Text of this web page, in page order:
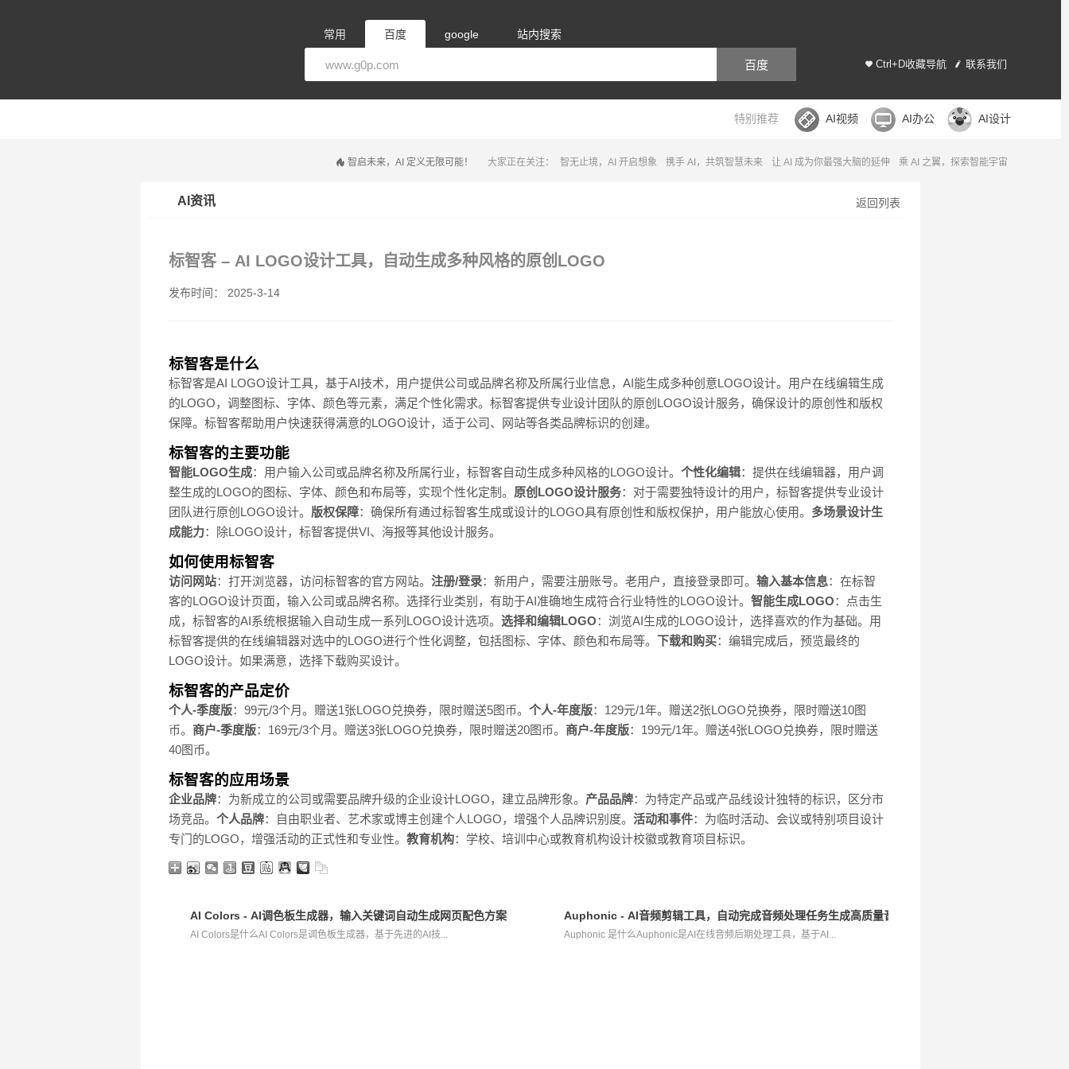
常用 百度 google 站内搜索
Ctrl+D收藏导航 联系我们
百度
特别推荐 AI视频 AI办公 AI设计
大家正在关注： 智无止境，AI 开启想象 携手 AI，共筑智慧未来 让 AI 成为你最强大脑的延伸 乘 AI 之翼，探索智能宇宙
智启未来，AI 定义无限可能！
返回列表
AI资讯
标智客 – AI LOGO设计工具，自动生成多种风格的原创LOGO
发布时间： 2025-3-14
标智客是什么
标智客是AI LOGO设计工具，基于AI技术，用户提供公司或品牌名称及所属行业信息，AI能生成多种创意LOGO设计。用户在线编辑生成
的LOGO，调整图标、字体、颜色等元素，满足个性化需求。标智客提供专业设计团队的原创LOGO设计服务，确保设计的原创性和版权
保障。标智客帮助用户快速获得满意的LOGO设计，适于公司、网站等各类品牌标识的创建。
标智客的主要功能
智能LOGO生成：用户输入公司或品牌名称及所属行业，标智客自动生成多种风格的LOGO设计。 个性化编辑：提供在线编辑器，用户调
整生成的LOGO的图标、字体、颜色和布局等，实现个性化定制。 原创LOGO设计服务：对于需要独特设计的用户，标智客提供专业设计
团队进行原创LOGO设计。 版权保障：确保所有通过标智客生成或设计的LOGO具有原创性和版权保护，用户能放心使用。 多场景设计生
成能力：除LOGO设计，标智客提供VI、海报等其他设计服务。
如何使用标智客
访问网站：打开浏览器，访问标智客的官方网站。 注册/登录：新用户，需要注册账号。老用户，直接登录即可。 输入基本信息：在标智
客的LOGO设计页面，输入公司或品牌名称。选择行业类别，有助于AI准确地生成符合行业特性的LOGO设计。 智能生成LOGO：点击生
成，标智客的AI系统根据输入自动生成一系列LOGO设计选项。 选择和编辑LOGO：浏览AI生成的LOGO设计，选择喜欢的作为基础。用
标智客提供的在线编辑器对选中的LOGO进行个性化调整，包括图标、字体、颜色和布局等。 下载和购买：编辑完成后，预览最终的
LOGO设计。如果满意，选择下载购买设计。
标智客的产品定价
个人-季度版：99元/3个月。赠送1张LOGO兑换券，限时赠送5图币。 个人-年度版：129元/1年。赠送2张LOGO兑换券，限时赠送10图
币。 商户-季度版：169元/3个月。赠送3张LOGO兑换券，限时赠送20图币。 商户-年度版：199元/1年。赠送4张LOGO兑换券，限时赠送
40图币。
标智客的应用场景
企业品牌：为新成立的公司或需要品牌升级的企业设计LOGO，建立品牌形象。 产品品牌：为特定产品或产品线设计独特的标识，区分市
场竞品。 个人品牌：自由职业者、艺术家或博主创建个人LOGO，增强个人品牌识别度。 活动和事件：为临时活动、会议或特别项目设计
专门的LOGO，增强活动的正式性和专业性。 教育机构：学校、培训中心或教育机构设计校徽或教育项目标识。
AI Colors - AI调色板生成器，输入关键词自动生成网页配色方案
AI Colors是什么AI Colors是调色板生成器，基于先进的AI技...
Auphonic - AI音频剪辑工具，自动完成音频处理任务生成高质量音频
Auphonic 是什么Auphonic是AI在线音频后期处理工具，基于AI...